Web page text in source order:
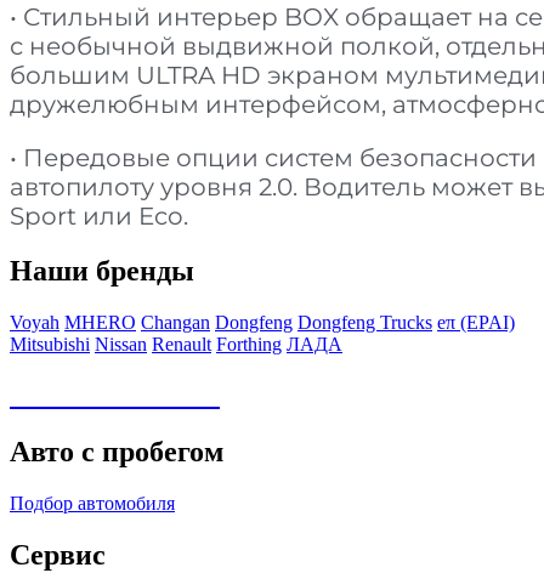
• Стильный интерьер BOX обращает на
с необычной выдвижной полкой,
большим ULTRA HD экраном
дружелюбным интерфейсом,
• Передовые опции систем безопасности
автопилоту уровня 2.0. Водитель может
Sport или Eco.
Наши бренды
Voyah MHERO Changan Dongfeng Dongfeng Trucks eπ (EPAI)
Mitsubishi Nissan Renault Forthing ЛАДА
Авто с пробегом
Подбор автомобиля
Сервис